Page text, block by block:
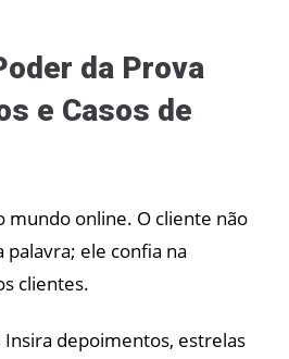
da Prova
e Casos de
mundo online. O cliente não
palavra; ele confia na
clientes.
Insira depoimentos, estrelas